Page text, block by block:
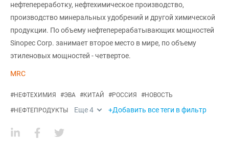
нефтепереработку, нефтехимическое производство,
производство минеральных удобрений и другой химической
продукции. По объему нефтеперерабатывающих мощностей
Sinopec Corp. занимает второе место в мире, по объему
этиленовых мощностей - четвертое.
MRC
#НЕФТЕХИМИЯ #ЭВА #КИТАЙ #РОССИЯ #НОВОСТЬ
#НЕФТЕПРОДУКТЫ Еще4 +Добавить все теги в фильтр